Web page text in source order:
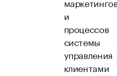
и
процессов
системы
управления
клиентами